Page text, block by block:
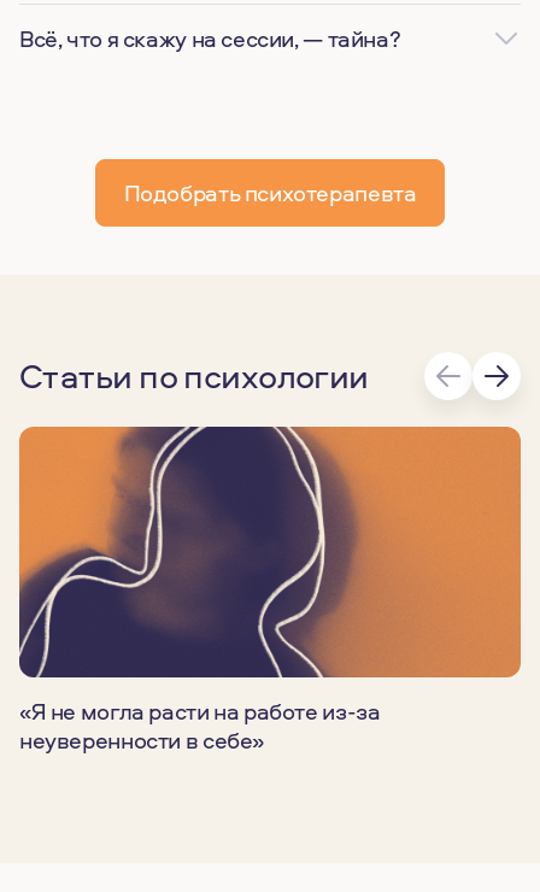
Всё, что я скажу на сессии, — тайна?
Подобрать психотерапевта
Статьи по психологии
«Я не могла расти на работе из-за
неуверенности в себе»